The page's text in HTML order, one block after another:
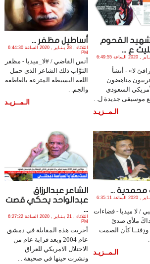
القحوم
ع ...
الثلاثاء , 28 يـنـاير , 2020 الساعة 6:49:55
لا» - أنشأ
مناهضون
السعودي
موسيقى جديدة ل. .
الـمــزيـد
أساطيل مظفر ...
الثلاثاء , 28 يـنـاير , 2020 الساعة 6:44:30
PM
أنس القاضي / #لا_ميديا - مظفر
النَوَّاب ذلك الشاعر الذي حمل
اللغة البسيطة المترعة بالعاطفة
والجم. .
الـمــزيـد
محمدية ...
الثلاثاء , 28 يـنـاير , 2020 الساعة 6:35:11
/ لا ميديا - فضاءات
ملأى صدىً
ودِفئــا كأن الصمت
الـمــزيـد
الشاعر عبدالرزاق
عبدالواحد يحكي قصت
...
الثلاثاء , 21 يـنـاير , 2020 الساعة 6:27:22
PM
أجريت هذه المقابلة في دمشق
عام 2004 وبعد قرابة عام من
الاحتلال الامريكي للعراق
ونشرت حينها في صحيفة . .